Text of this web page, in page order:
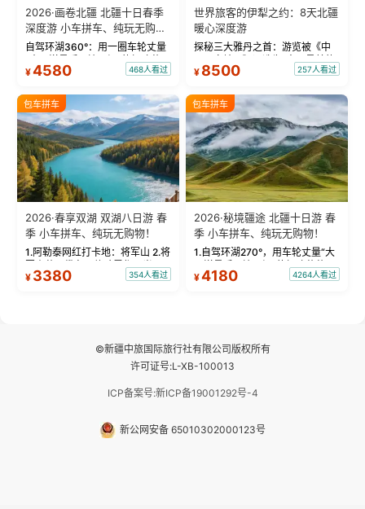
2026·画卷北疆 北疆十日春季
深度游 小车拼车、纯玩无购
物！
自驾环湖360°：用一圈车轮丈量
“大西洋最后一滴眼泪”的极致蔚
蓝。 赛湖旅拍：甄选多款风格服
绝美瞬间。 赛湖坦克300跟车视
频：专业摄影师...
¥4580 468人看过
世界旅客的伊犁之约：8天北疆
暖心深度游
探秘三大雅丹之首：游览被《中
国国家地理》评选为“中国最美的
三大雅丹”第一名的克拉玛依魔鬼
瓦人最大村落——禾木村，欣赏
晨雾与小木...
¥ 8500 257人看过
包车拼车
2026·春享双湖 双湖八日游 春
季 小车拼车、纯玩无购物！
1.阿勒泰网红打卡地：将军山 2.将
军山落日缆车，体验雪都风光 3.
将军山，夕阳派对，蹦迪party 4.
¥ 3380 354人看过
包车拼车
2026·秘境疆途 北疆十日游 春
季 小车拼车、纯玩无购物！
1.自驾环湖270°，用车轮丈量“大
西洋最后一滴眼泪”的极致蔚蓝，
让雪山、花海与深邃湖水在转弯
¥4180 4264人看过
©新疆中旅国际旅行社有限公司版权所有
许可证号:L-XB-100013
ICP备案号:新ICP备19001292号-4
新公网安备 65010302000123号